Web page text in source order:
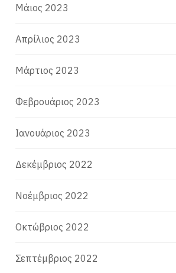
Μάιος 2023
Απρίλιος 2023
Μάρτιος 2023
Φεβρουάριος 2023
Ιανουάριος 2023
Δεκέμβριος 2022
Νοέμβριος 2022
Οκτώβριος 2022
Σεπτέμβριος 2022